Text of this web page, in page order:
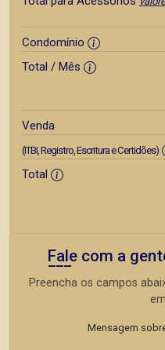
Condomínio
Total / Mês
Venda
(ITBI, Registro, Escritura e Certidões)
Total
Fale com a
Preencha os campos
Mensagem